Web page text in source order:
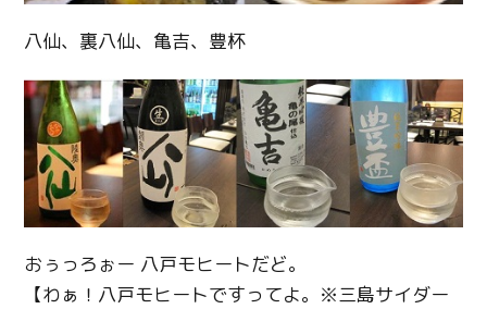
八仙、裏八仙、亀吉、豊杯
おぅっろぉー 八戸モヒートだど。
【わぁ！八戸モヒートですってよ。※三島サイダー